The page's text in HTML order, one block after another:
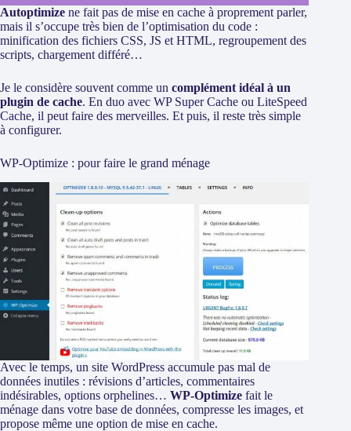
Autoptimize ne fait pas de mise en cache à proprement parler,
mais il s’occupe très bien de l’optimisation du code :
minification des fichiers CSS, JS et HTML, regroupement des
scripts, chargement différé…
Je le considère souvent comme un complément idéal à un
plugin de cache. En duo avec WP Super Cache ou LiteSpeed
Cache, il peut faire des merveilles. Et puis, il reste très simple
à configurer.
WP-Optimize : pour faire le grand ménage
Avec le temps, un site WordPress accumule pas mal de
données inutiles : révisions d’articles, commentaires
indésirables, options orphelines… WP-Optimize fait le
ménage dans votre base de données, compresse les images, et
propose même une option de mise en cache.